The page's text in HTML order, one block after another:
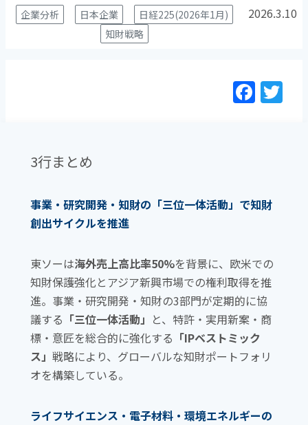
企業分析 日本企業
日経225(2026年1月)
知財戦略
2026.3.10
F
a
o
o
3行まとめ
事業・研究開発・知財の「三位一体活動」で知財
創出サイクルを推進
東ソーは海外売上高比率50%を背景に、欧米での
知財保護強化とアジア新興市場での権利取得を推
進。事業・研究開発・知財の3部門が定期的に協
議する 「三位一体活動」 と、特許・実用新案・商
標・意匠を総合的に強化する 「IPベストミック
ス」戦略により、グローバルな知財ポートフォリ
オを構築している。
ライフサイエンス・電子材料・環境エネルギーの